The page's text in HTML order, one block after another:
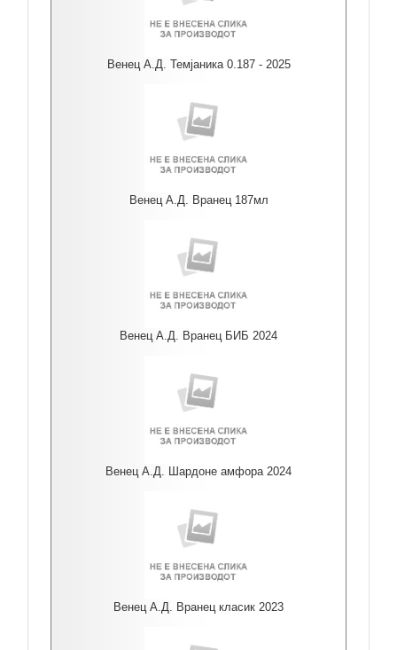
Венец А.Д. Темјаника 0.187 - 2025
Венец А.Д. Вранец 187мл
Венец А.Д. Вранец БИБ 2024
Венец А.Д. Шардоне амфора 2024
Венец А.Д. Вранец класик 2023